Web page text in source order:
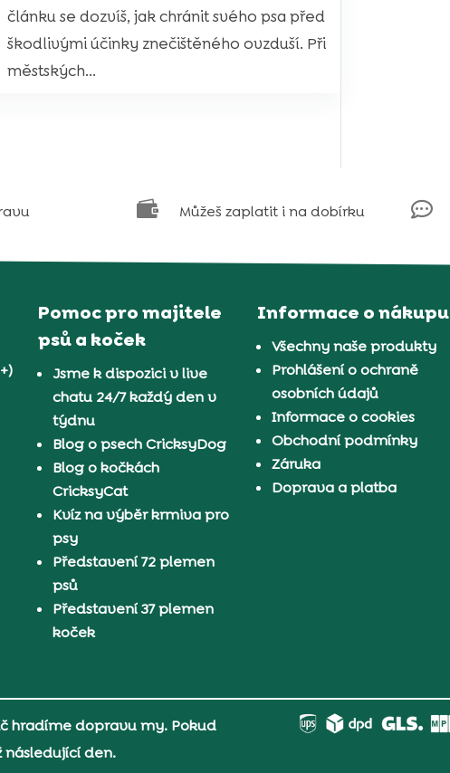
článku se dozvíš, jak chránit svého psa před
škodlivými účinky znečištěného ovzduší. Při
městských...
 Můžeš zaplatit i na dobírku 
Pomoc pro majitele
psů a koček
Jsme k dispozici v live
chatu 24/7 každý den v
týdnu
Blog o psech CricksyDog
Blog o kočkách
CricksyCat
Kvíz na výběr krmiva pro
psy
Představení 72 plemen
psů
Představení 37 plemen
koček
Informace o nákupu
Všechny naše produkty
Prohlášení o ochraně
osobních údajů
Informace o cookies
Obchodní podmínky
Záruka
Doprava a platba
hradíme dopravu my. Pokud
následující den.